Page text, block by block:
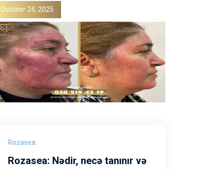
October 24, 2025
Rozasea
Rozasea: Nədir, necə tanınır və